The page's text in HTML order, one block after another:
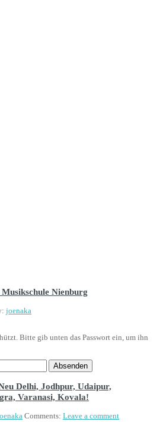
Nienburg
joenaka
Bitte gib unten das Passwort ein, um ihn
Delhi, Jodhpur, Udaipur,
Varanasi, Kovala!
Comments: Leave a comment